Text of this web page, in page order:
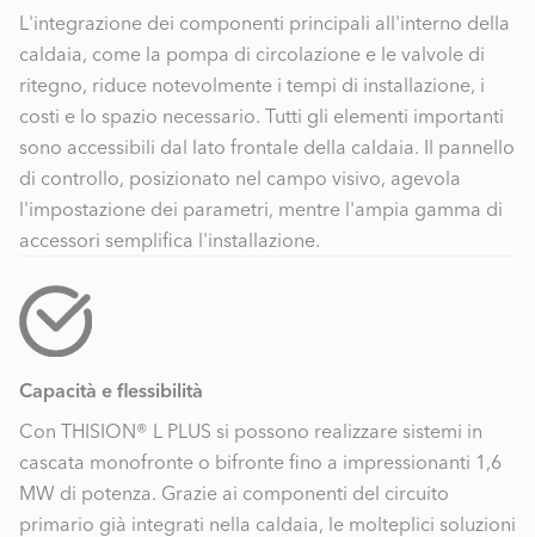
L'integrazione dei componenti principali all'interno della
caldaia, come la pompa di circolazione e le valvole di
ritegno, riduce notevolmente i tempi di installazione, i
costi e lo spazio necessario. Tutti gli elementi importanti
sono accessibili dal lato frontale della caldaia. Il pannello
di controllo, posizionato nel campo visivo, agevola
l'impostazione dei parametri, mentre l'ampia gamma di
accessori semplifica l'installazione.
Capacità e flessibilità
Con THISION® L PLUS si possono realizzare sistemi in
cascata monofronte o bifronte fino a impressionanti 1,6
MW di potenza. Grazie ai componenti del circuito
primario già integrati nella caldaia, le molteplici soluzioni